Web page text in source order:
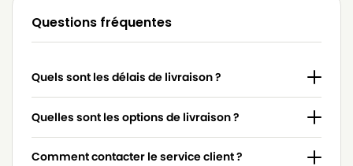
BLUEWIND
BLUEWIND BVC 2000
BLUEWIND
BLUEWIND BVN 2000
BLUEWIND
BLUEWIND CB 950
Questions fréquentes
Quels sont les délais de livraison ?
Quelles sont les options de livraison ?
Comment contacter le service client ?